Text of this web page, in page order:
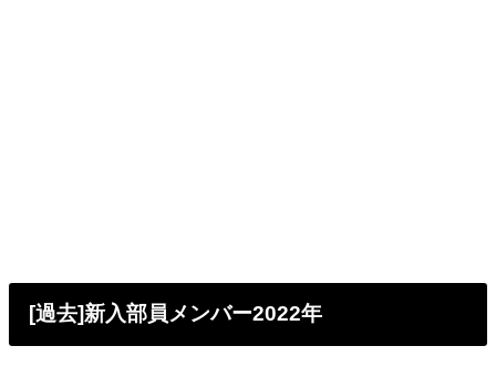
[過去]新入部員メンバー2022年